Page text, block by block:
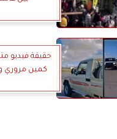
حقيقة فيديو
كمين مروري